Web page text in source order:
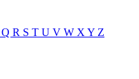
Q R S T U V W X Y Z